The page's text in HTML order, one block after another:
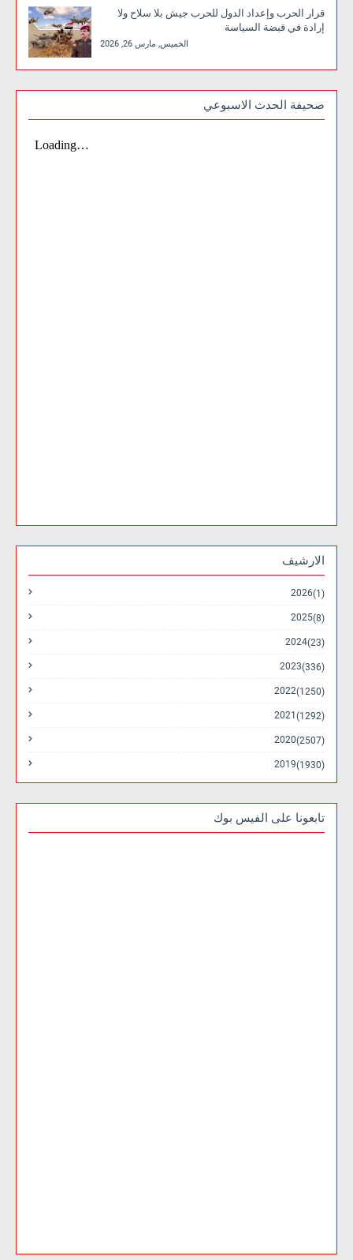
قرار الحرب وإعداد الدول للحرب جيش بلا سلاح ولا
إرادة في قبضة السياسة
الخميس, مارس 26, 2026
صحيفة الحدث الاسبوعي
الارشيف
2026 (1)
2025 (8)
2024 (23)
2023 (336)
2022 (1250)
2021 (1292)
2020 (2507)
2019 (1930)
تابعونا على الفيس بوك